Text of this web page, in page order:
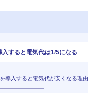
すると電気代は1/5になる
導入すると電気代が安くなる理由